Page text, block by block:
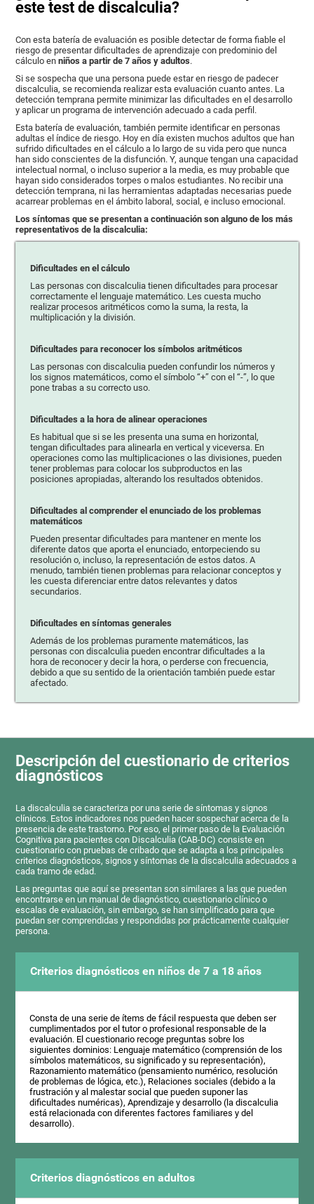
este test de discalculia?
Con esta batería de evaluación es posible detectar de forma fiable el
riesgo de presentar dificultades de aprendizaje con predominio del
cálculo enniños a partir de 7 años y adultos.
Si se sospecha que una persona puede estar en riesgo de padecer
discalculia, se recomienda realizar esta evaluación cuanto antes. La
detección temprana permite minimizar las dificultades en el desarrollo
y aplicar un programa de intervención adecuado a cada perfil.
Esta batería de evaluación, también permite identificar en personas
adultas el índice de riesgo. Hoy en día existen muchos adultos que han
sufrido dificultades en el cálculo a lo largo de su vida pero que nunca
han sido conscientes de la disfunción. Y, aunque tengan una capacidad
intelectual normal, o incluso superior a la media, es muy probable que
hayan sido considerados torpes o malos estudiantes. No recibir una
detección temprana, ni las herramientas adaptadas necesarias puede
acarrear problemas en el ámbito laboral, social, e incluso emocional.
Los síntomas que se presentan a continuación son alguno de los más
representativos de la discalculia:
Dificultades en el cálculo
Las personas con discalculia tienen dificultades para procesar
correctamente el lenguaje matemático. Les cuesta mucho
realizar procesos aritméticos como la suma, la resta, la
multiplicación y la división.
Dificultades para reconocer los símbolos aritméticos
Las personas con discalculia pueden confundir los números y
los signos matemáticos, como el símbolo “+” con el “-”, lo que
pone trabas a su correcto uso.
Dificultades a la hora de alinear operaciones
Es habitual que si se les presenta una suma en horizontal,
tengan dificultades para alinearla en vertical y viceversa. En
operaciones como las multiplicaciones o las divisiones, pueden
tener problemas para colocar los subproductos en las
posiciones apropiadas, alterando los resultados obtenidos.
Dificultades al comprender el enunciado de los problemas
matemáticos
Pueden presentar dificultades para mantener en mente los
diferente datos que aporta el enunciado, entorpeciendo su
resolución o, incluso, la representación de estos datos. A
menudo, también tienen problemas para relacionar conceptos y
les cuesta diferenciar entre datos relevantes y datos
secundarios.
Dificultades en síntomas generales
Además de los problemas puramente matemáticos, las
personas con discalculia pueden encontrar dificultades a la
hora de reconocer y decir la hora, o perderse con frecuencia,
debido a que su sentido de la orientación también puede estar
afectado.
Descripción del cuestionario de criterios
diagnósticos
La discalculia se caracteriza por una serie de síntomas y signos
clínicos. Estos indicadores nos pueden hacer sospechar acerca de la
presencia de este trastorno. Por eso, el primer paso de la Evaluación
Cognitiva para pacientes con Discalculia (CAB-DC) consiste en
cuestionario con pruebas de cribado que se adapta a los principales
criterios diagnósticos, signos y síntomas de la discalculia adecuados a
cada tramo de edad.
Las preguntas que aquí se presentan son similares a las que pueden
encontrarse en un manual de diagnóstico, cuestionario clínico o
escalas de evaluación, sin embargo, se han simplificado para que
puedan ser comprendidas y respondidas por prácticamente cualquier
persona.
Criterios diagnósticos en niños de 7 a 18 años
Consta de una serie de ítems de fácil respuesta que deben ser
cumplimentados por el tutor o profesional responsable de la
evaluación. El cuestionario recoge preguntas sobre los
siguientes dominios: Lenguaje matemático (comprensión de los
símbolos matemáticos, su significado y su representación),
Razonamiento matemático (pensamiento numérico, resolución
de problemas de lógica, etc.), Relaciones sociales (debido a la
frustración y al malestar social que pueden suponer las
dificultades numéricas), Aprendizaje y desarrollo (la discalculia
está relacionada con diferentes factores familiares y del
desarrollo).
Criterios diagnósticos en adultos